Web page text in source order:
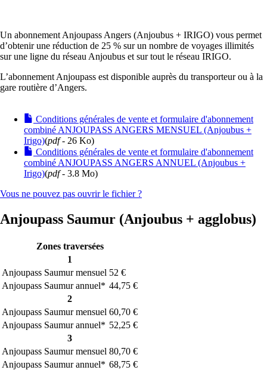
Un abonnement Anjoupass Angers (Anjoubus + IRIGO) vous permet
d’obtenir une réduction de 25 % sur un nombre de voyages illimités
sur une ligne du réseau Anjoubus et sur tout le réseau IRIGO.
L’abonnement Anjoupass est disponible auprès du transporteur ou à la
gare routière d’Angers.
Conditions générales de vente et formulaire d'abonnement
combiné ANJOUPASS ANGERS MENSUEL (Anjoubus +
Irigo)(pdf- 26 Ko)
Conditions générales de vente et formulaire d'abonnement
combiné ANJOUPASS ANGERS ANNUEL (Anjoubus +
Irigo)(pdf- 3.8 Mo)
Vous ne pouvez pas ouvrir le fichier ?
Anjoupass Saumur (Anjoubus + agglobus)
Zones traversées
1
Anjoupass Saumur mensuel 52 €
Anjoupass Saumur annuel* 44,75 €
2
Anjoupass Saumur mensuel 60,70 €
Anjoupass Saumur annuel* 52,25 €
3
Anjoupass Saumur mensuel 80,70 €
Anjoupass Saumur annuel* 68,75 €